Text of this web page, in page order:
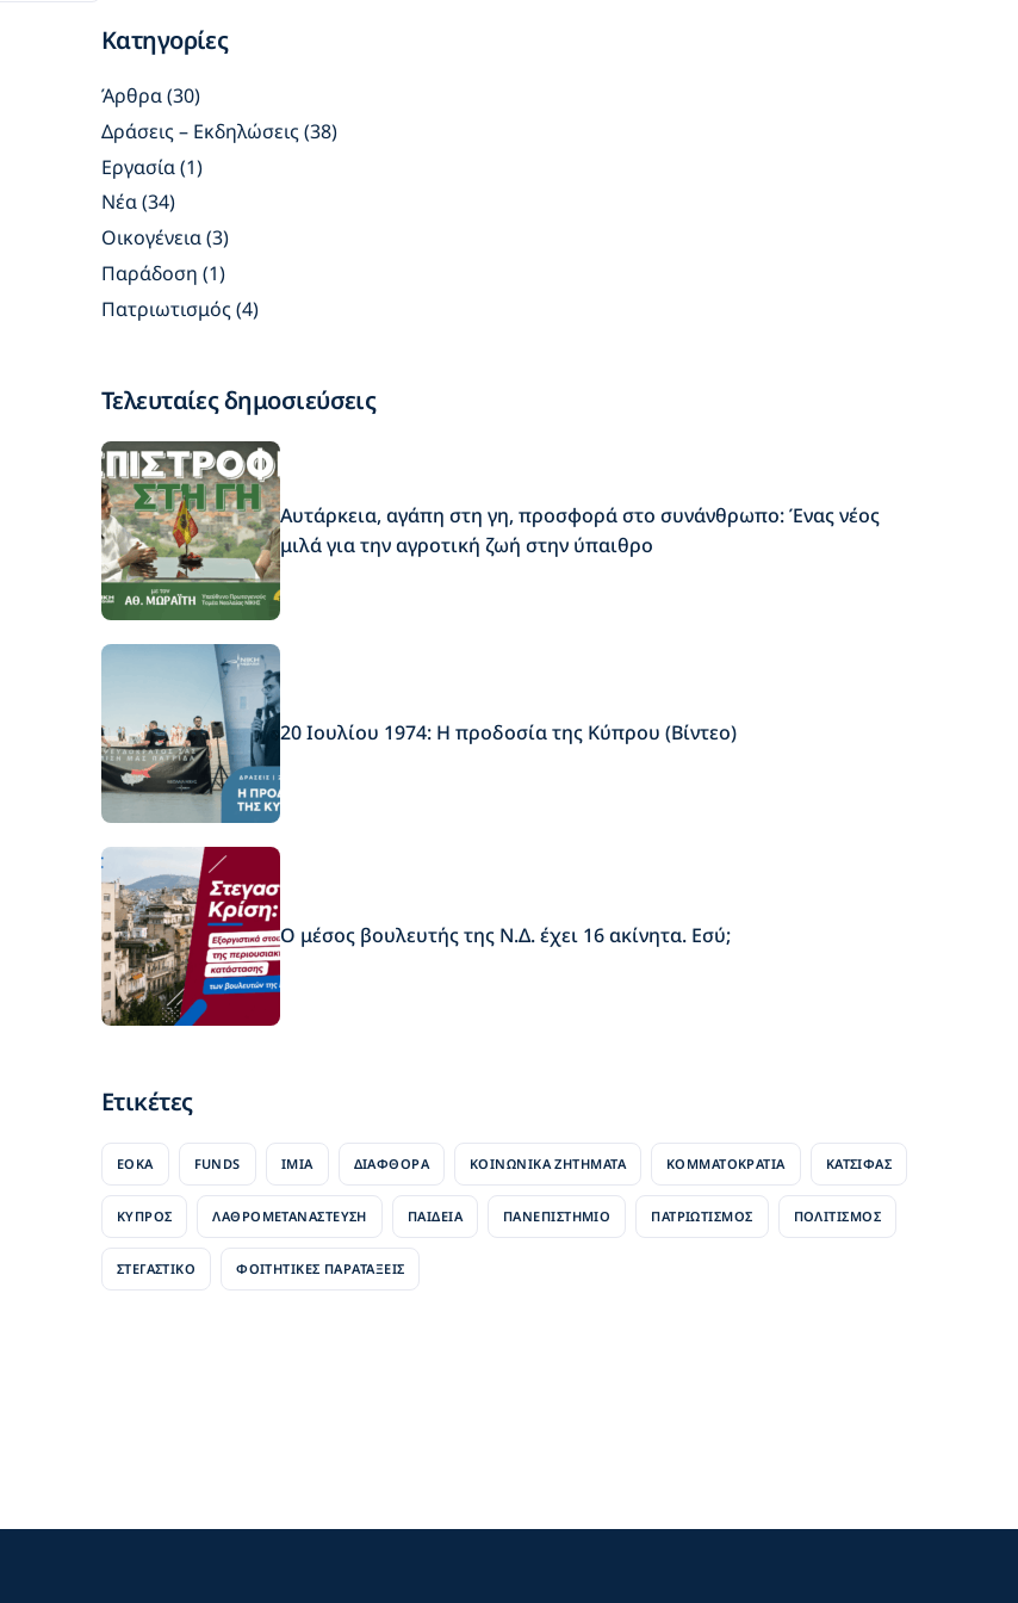
Κατηγορίες
Άρθρα(30)
Δράσεις – Εκδηλώσεις (38)
Εργασία(1)
Νέα(34)
Οικογένεια(3)
Παράδοση (1)
Πατριωτισμός (4)
Τελευταίες δημοσιεύσεις
Αυτάρκεια, αγάπη στη γη, προσφορά στο συνάνθρωπο: Ένας νέος
μιλά για την αγροτική ζωή στην ύπαιθρο
20 Ιουλίου 1974: Η προδοσία της Κύπρου (Βίντεο)
Ο μέσος βουλευτής της Ν.Δ. έχει 16 ακίνητα. Εσύ;
Ετικέτες
EOKA FUNDS ΊΜΙΑ ΔΙΑΦΘΟΡΑ ΚΟΙΝΩΝΙΚΑ ΖΗΤΗΜΑΤΑ ΚΟΜΜΑΤΟΚΡΑΤΙΑ ΚΑΤΣΙΦΆΣ
ΚΎΠΡΟΣ ΛΑΘΡΟΜΕΤΑΝΑΣΤΕΥΣΗ ΠΑΙΔΕΙΑ ΠΑΝΕΠΙΣΤΗΜΙΟ ΠΑΤΡΙΩΤΙΣΜΟΣ ΠΟΛΙΤΙΣΜΟΣ
ΣΤΕΓΑΣΤΙΚΟ ΦΟΙΤΗΤΙΚΕΣ ΠΑΡΑΤΑΞΕΙΣ